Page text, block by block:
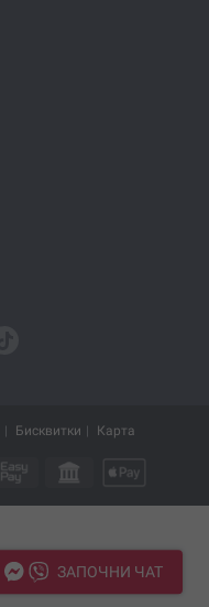
Бисквитки Карта
ЗАПОЧНИ ЧАТ